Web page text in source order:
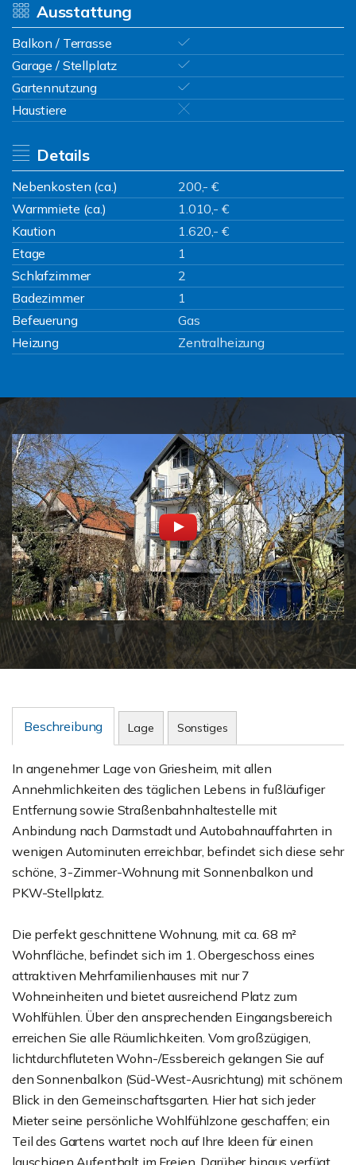
Ausstattung
Balkon / Terrasse
Garage / Stellplatz
Gartennutzung
Haustiere
Details
Nebenkosten (ca.)
200,- €
Warmmiete (ca.)
1.010,- €
Kaution
1.620,- €
Etage
1
Schlafzimmer
2
Badezimmer
1
Befeuerung
Gas
Heizung
Zentralheizung
Beschreibung Lage Sonstiges
In angenehmer Lage von Griesheim, mit allen
Annehmlichkeiten des täglichen Lebens in fußläufiger
Entfernung sowie Straßenbahnhaltestelle mit
Anbindung nach Darmstadt und Autobahnauffahrten in
wenigen Autominuten erreichbar, befindet sich diese sehr
schöne, 3-Zimmer-Wohnung mit Sonnenbalkon und
PKW-Stellplatz.
Die perfekt geschnittene Wohnung, mit ca. 68 m²
Wohnfläche, befindet sich im 1. Obergeschoss eines
attraktiven Mehrfamilienhauses mit nur 7
Wohneinheiten und bietet ausreichend Platz zum
Wohlfühlen. Über den ansprechenden Eingangsbereich
erreichen Sie alle Räumlichkeiten. Vom großzügigen,
lichtdurchfluteten Wohn-/Essbereich gelangen Sie auf
den Sonnenbalkon (Süd-West-Ausrichtung) mit schönem
Blick in den Gemeinschaftsgarten. Hier hat sich jeder
Mieter seine persönliche Wohlfühlzone geschaffen; ein
Teil des Gartens wartet noch auf Ihre Ideen für einen